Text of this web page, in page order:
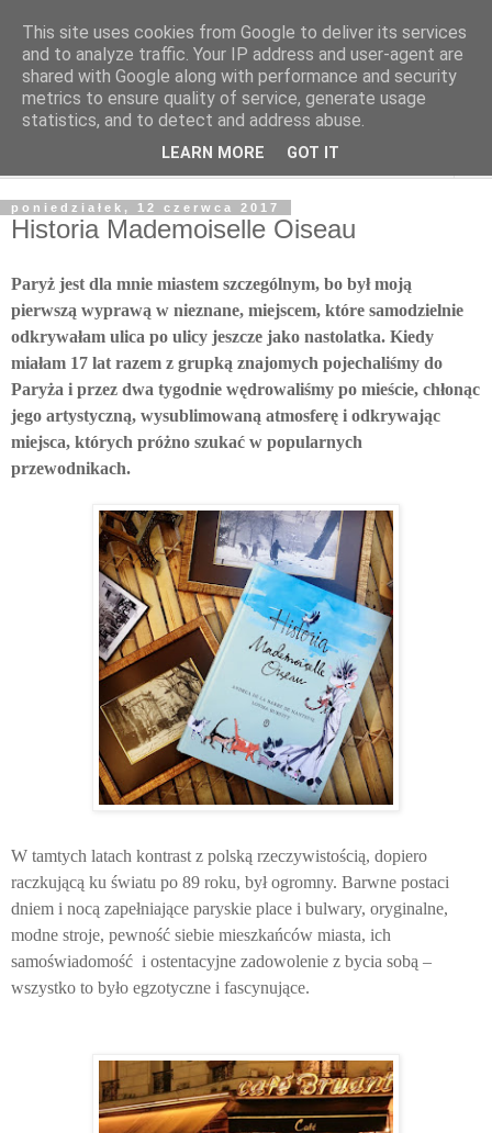
Poczytaj dziecku
BLOG O KSIĄŻKACH DLA DZIECI I MŁODZIEŻY
poniedziałek, 12 czerwca 2017
Historia Mademoiselle Oiseau
Paryż jest dla mnie miastem szczególnym, bo był moją
pierwszą wyprawą w nieznane, miejscem, które samodzielnie
odkrywałam ulica po ulicy jeszcze jako nastolatka. Kiedy
miałam 17 lat razem z grupką znajomych pojechaliśmy do
Paryża i przez dwa tygodnie wędrowaliśmy po mieście, chłonąc
jego artystyczną, wysublimowaną atmosferę i odkrywając
miejsca, których próżno szukać w popularnych
przewodnikach.
W tamtych latach kontrast z polską rzeczywistością, dopiero
raczkującą ku światu po 89 roku, był ogromny. Barwne postaci
dniem i nocą zapełniające paryskie place i bulwary, oryginalne,
modne stroje, pewność siebie mieszkańców miasta, ich
samoświadomość i ostentacyjne zadowolenie z bycia sobą –
wszystko to było egzotyczne i fascynujące.
This site uses cookies from Google to deliver its services
and to analyze traffic. Your IP address and user-agent are
shared with Google along with performance and security
metrics to ensure quality of service, generate usage
statistics, and to detect and address abuse.
LEARN MORE GOT IT